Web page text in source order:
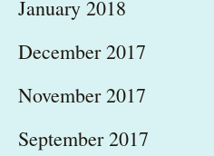
January 2018
December 2017
November 2017
September 2017